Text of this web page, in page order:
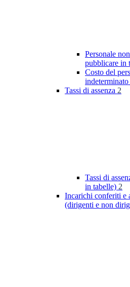
Personale
pubblicare in
Costo del
Tassi di assenza 2
Tassi di
in tabelle) 2
Incarichi conferiti e
(dirigenti e non